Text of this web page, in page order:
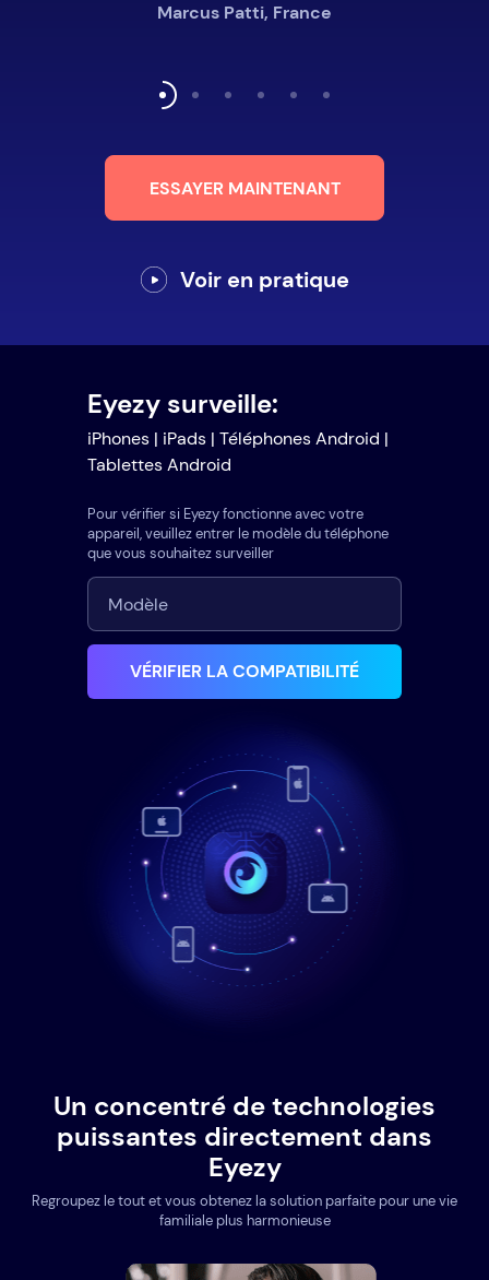
Marcus Patti, France
ESSAYER MAINTENANT
Voir en pratique
Eyezy surveille:
iPhones | iPads | Téléphones Android |
Tablettes Android
Pour vérifier si Eyezy fonctionne avec votre
appareil, veuillez entrer le modèle du téléphone
que vous souhaitez surveiller
VÉRIFIER LA COMPATIBILITÉ
Un concentré de technologies
puissantes directement dans
Eyezy
Regroupez le tout et vous obtenez la solution parfaite pour une vie
familiale plus harmonieuse